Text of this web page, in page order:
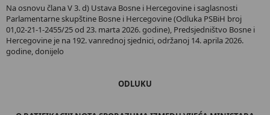
Na osnovu člana V 3. d) Ustava Bosne i Hercegovine i saglasnosti
Parlamentarne skupštine Bosne i Hercegovine (Odluka PSBiH broj
01,02-21-1-2455/25 od 23. marta 2026. godine), Predsjedništvo Bosne i
Hercegovine je na 192. vanrednoj sjednici, održanoj 14. aprila 2026.
godine, donijelo
ODLUKU